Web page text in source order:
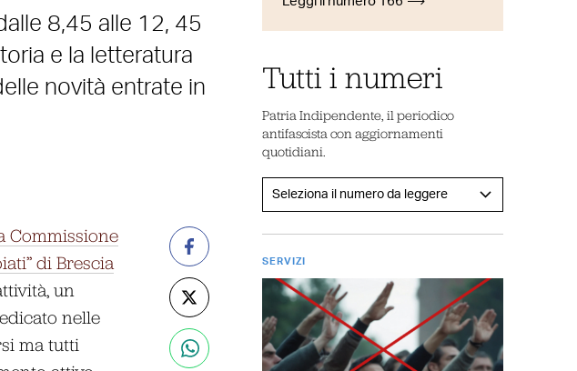
8,45 alle 12, 45
e la letteratura
novità entrate in
Commissione
di Brescia
un
nelle
ma tutti
Tutti i numeri
Patria Indipendente, il periodico
antifascista con aggiornamenti
quotidiani.
SERVIZI